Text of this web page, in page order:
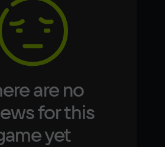
Звуковая карта:
c DirectX
are no
for this
yet